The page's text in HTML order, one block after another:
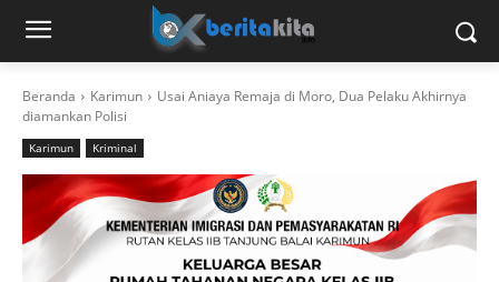
Beranda Karimun
Usai Aniaya Remaja di Moro, Dua Pelaku Akhirnya
diamankan Polisi
Karimun Kriminal